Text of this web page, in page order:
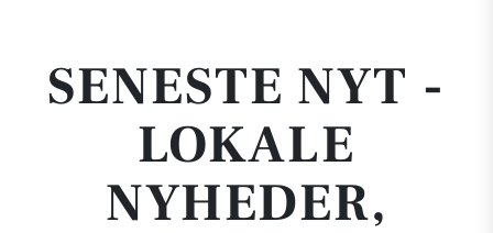
SENESTE NYT -
LOKALE
NYHEDER,